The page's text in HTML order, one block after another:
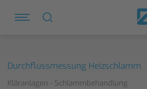
Durchflussmessung Heizschlamm
Kläranlagen - Schlammbehandlung